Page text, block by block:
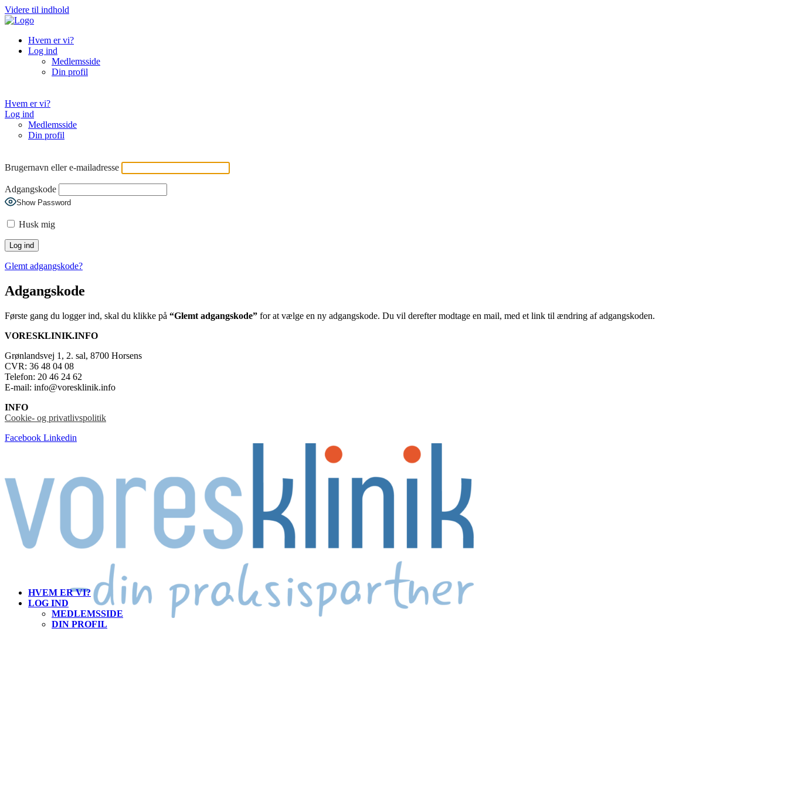
Videre til indhold
Hvem er vi?
Log ind
Medlemsside
Din profil
Hvem er vi?
Log ind
Medlemsside
Din profil
Brugernavn eller e-mailadresse
Adgangskode
Show Password
Husk mig
Glemt adgangskode?
Adgangskode
Første gang du logger ind, skal du klikke på “Glemt adgangskode” for at vælge en ny adgangskode. Du vil derefter modtage en mail, med et link til ændring af adgangskoden.
VORESKLINIK.INFO
Grønlandsvej 1, 2. sal, 8700 Horsens
CVR: 36 48 04 08
Telefon: 20 46 24 62
E-mail: info@voresklinik.info
INFO
Cookie- og privatlivspolitik
Facebook Linkedin
HVEM ER VI?
LOG IND
MEDLEMSSIDE
DIN PROFIL